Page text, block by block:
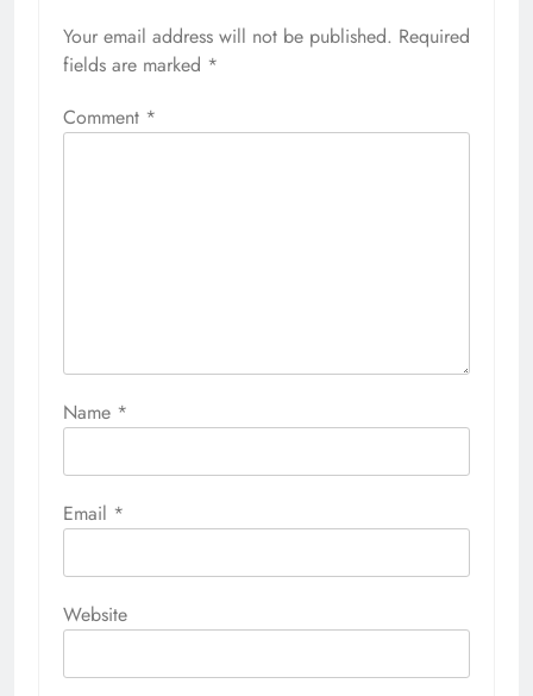
Your email address will not be published. Required
fields are marked *
Comment *
Name *
Email *
Website